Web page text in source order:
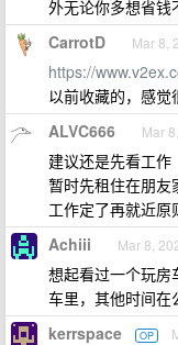
外无论你多想省钱
CarrotD Mar 8,
https://
以前收藏的，感觉
ALVC666 Mar
建议还是先看工作
暂时先租住在朋友
工作定了再就近原
Achiii Mar 8,
想起看过一个玩房
车里，其他时间在
kerrspace OP